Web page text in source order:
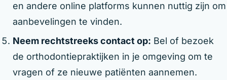
en andere online platforms kunnen nuttig zijn om
aanbevelingen te vinden.
Neem rechtstreeks contact op: Bel of bezoek
de orthodontiepraktijken in je omgeving om te
vragen of ze nieuwe patiënten aannemen.